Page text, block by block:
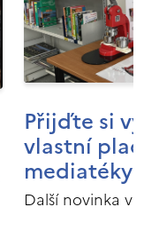
Přijďte si
vlastní
mediatéky
Další novinka v